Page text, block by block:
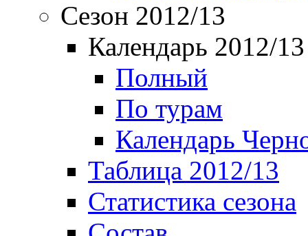
Сезон 2012/13
Календарь 2012/13
Полный
По турам
Календарь
Таблица 2012/13
Статистика сезона